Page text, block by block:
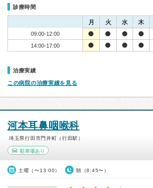
診療時間
月 火 水 木
09:00-12:00
14:00-17:00
治療実績
この病院の治療実績を見る
河本耳鼻咽喉科
埼玉県行田市門井町（行田駅）
駐車場あり
土曜（〜13:00） 朝（8:45〜）